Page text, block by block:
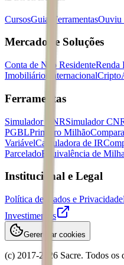
CursosGuias FerramentasOuviu
Mercados e Soluções
Conta de Não ResidenteRenda
Imobiliários
InternacionalCripto
Ferramentas
Simulador CNRSimulador
PGBLPrimeiro Milhão
VariávelCalculadora de IR
ParceladoEquivalência de
Institucional e Legal
Política de Dados e Privacidade
Investimentos
Gerenciar cookies
(c) 2017-2026 Sacre. Todos os